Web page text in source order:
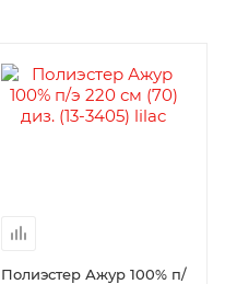
Полиэстер Ажур 100% п/